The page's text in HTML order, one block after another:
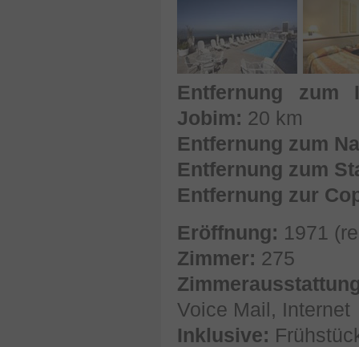
Entfernung zum
Jobim: 20 km
Entfernung zum
Entfernung zum
Entfernung zur
Eröffnung: 1971
Zimmer: 275
Voice Mail, Internet
Inklusive: